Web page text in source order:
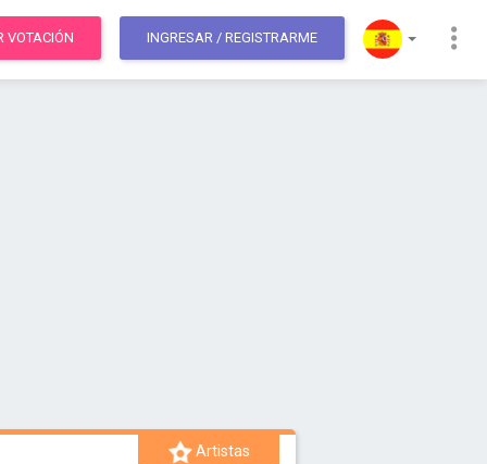
VOTACIÓN INGRESAR / REGISTRARME
Artistas